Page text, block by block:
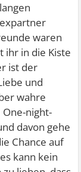
waren
ihr in die Kiste
ist der
und
wahre
night-
davon gehe
Chance auf
kann kein